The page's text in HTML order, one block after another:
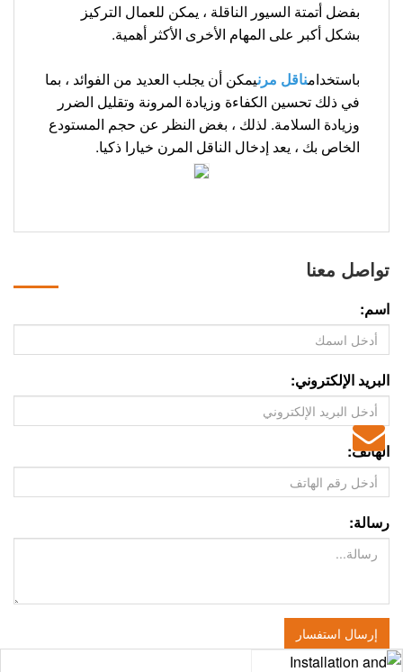
بفضل أتمتة السيور الناقلة ، يمكن للعمال التركيز
بشكل أكبر على المهام الأخرى الأكثر أهمية.
باستخدامناقل مرنيمكن أن يجلب العديد من الفوائد ، بما
في ذلك تحسين الكفاءة وزيادة المرونة وتقليل الضرر
وزيادة السلامة. لذلك ، بغض النظر عن حجم المستودع
الخاص بك ، يعد إدخال الناقل المرن خيارا ذكيا.
تواصل معنا
اسم:
البريد الإلكتروني:
الهاتف:
رسالة:
إرسال استفسار